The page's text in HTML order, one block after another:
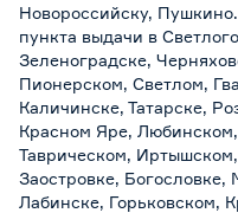
Новороссийску,
пункта выдачи в
Зеленоградске,
Пионерском, Светлом,
Каличинске, Татарске,
Красном Яре,
Таврическом,
Заостровке,
Лабинске, Горьковском,